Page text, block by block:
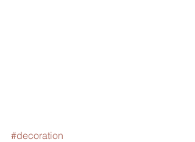
#decoration